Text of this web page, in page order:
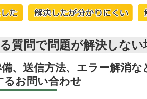
質問で問題が解決しな
、送信方法、エラー解消
るお問い合わせ